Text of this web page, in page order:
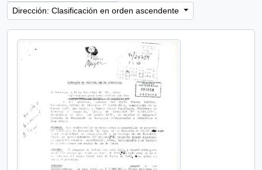
Dirección: Clasificación en orden ascendente